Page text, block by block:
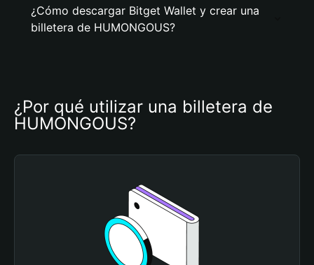
¿Cómo descargar Bitget Wallet y crear una
billetera de HUMONGOUS?
¿Por qué utilizar una billetera de
HUMONGOUS?